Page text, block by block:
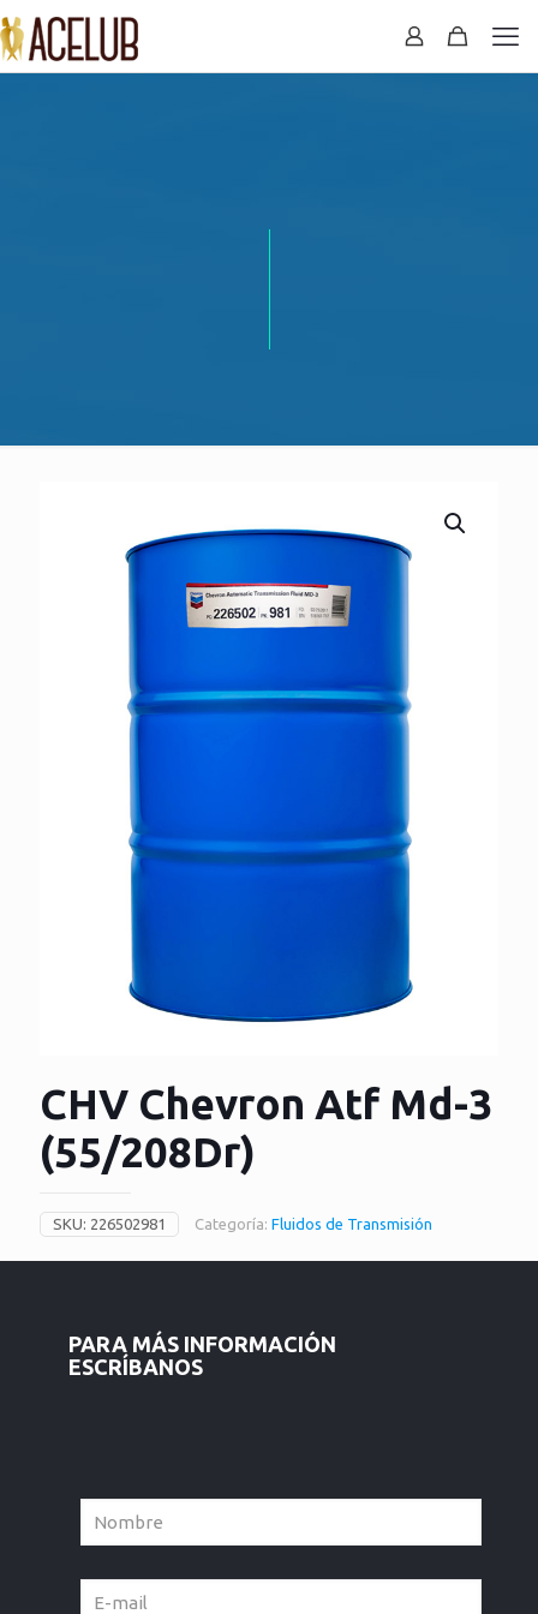
CHV Chevron Atf Md-3
(55/208Dr)
SKU: 226502981 Categoría: Fluidos de Transmisión
PARA MÁS INFORMACIÓN
ESCRÍBANOS